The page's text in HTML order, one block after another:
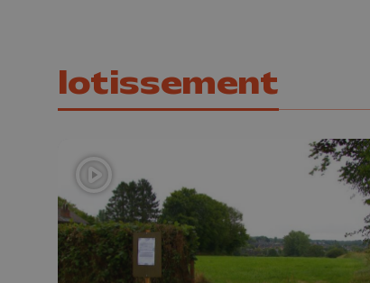
lotissement